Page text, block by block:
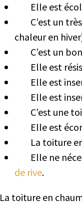
Elle est
C’est un
chaleur en
C’est un bon
Elle est
Elle est
Elle est
C’est une
Elle est
La toiture en
Elle ne
de rive.
La toiture en